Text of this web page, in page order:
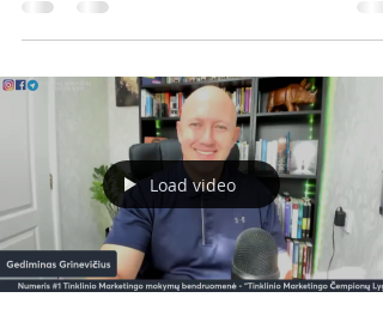
jautiesi, labai tikėtina, kad problema slypi
vienoje iš šių trijų priežasčių. 1. Tu tiesiog kuri
priežastis – žmonės tavęs tiesiog nemato.
įkeli vieną postą per savaitę, socialinių tinklų
informacijos sraute jis labai greitai dingsta.
Pagalvok apie t
Load video